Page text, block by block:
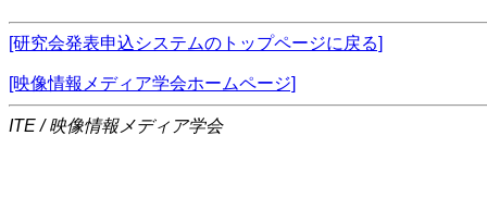
[研究会発表申込システムのトップページに戻る]
[映像情報メディア学会ホームページ]
ITE / 映像情報メディア学会